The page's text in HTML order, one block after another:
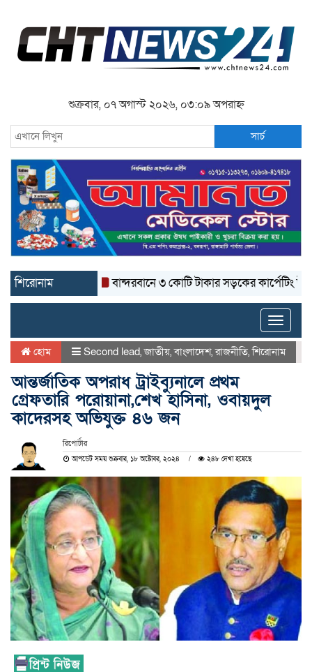
শুক্রবার, ০৭ অগাস্ট ২০২৬, ০৩:০৯ অপরাহ্ন
সার্চ
শিরোনাম বান্দরবানে ৩ কোটি টাকার সড়কের কার্পেটিং উঠে যাচ্ছে
Toggle
হোম Second lead,জাতীয়,বাংলাদেশ,রাজনীতি,শিরোনাম
আন্তর্জাতিক অপরাধ ট্রাইব্যুনালে প্রথম
গ্রেফতারি পরোয়ানা,শেখ হাসিনা, ওবায়দুল
কাদেরসহ অভিযুক্ত ৪৬ জন
রিপোর্টার
আপডেট সময় শুক্রবার, ১৮ অক্টোবর, ২০২৪ ২৪৮ দেখা হয়েছে